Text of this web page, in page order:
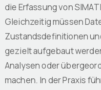
die Erfassung von
Gleichzeitig müssen
Zustandsdefinitionen
gezielt aufgebaut
Analysen oder
machen. In der Praxis